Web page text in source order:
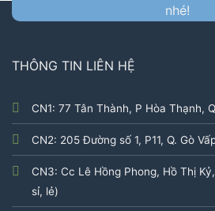
nhé!
THÔNG TIN LIÊN HỆ
CN1: 77 Tân Thành, P Hòa Thạnh,
CN2: 205 Đường số 1, P11, Q. Gò
CN3: Cc Lê Hồng Phong, Hồ Thị
sỉ, lẻ)